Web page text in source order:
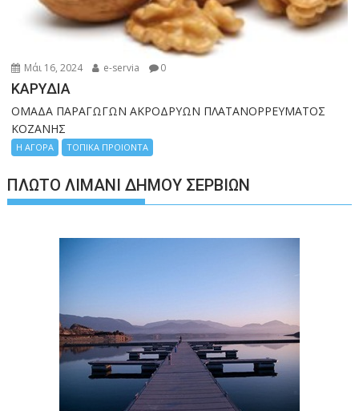
Μάι 16, 2024 e-servia 0
ΚΑΡΥΔΙΑ
ΟΜΑΔΑ ΠΑΡΑΓΩΓΩΝ ΑΚΡΟΔΡΥΩΝ ΠΛΑΤΑΝΟΡΡΕΥΜΑΤΟΣ
ΚΟΖΑΝΗΣ
Η ΑΓΟΡΑ ΤΟΠΙΚΑ ΠΡΟΙΟΝΤΑ
ΠΛΩΤΌ ΛΙΜΆΝΙ ΔΉΜΟΥ ΣΕΡΒΊΩΝ